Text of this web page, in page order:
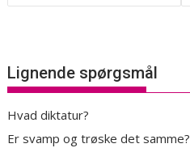
Lignende spørgsmål
Hvad diktatur?
Er svamp og trøske det samme?